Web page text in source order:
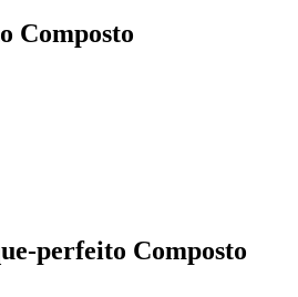
Composto
perfeito Composto